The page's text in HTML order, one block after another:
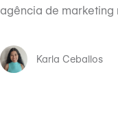
agência de marketing
Karla Ceballos